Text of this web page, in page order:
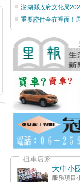
澎湖縣政府文化局
重要證件全在裡面！
租車店家
大中小
服務項目